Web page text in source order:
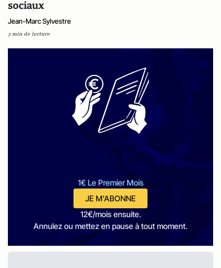
sociaux
Jean-Marc Sylvestre
3 min de lecture
1€ Le Premier Mois
JE M'ABONNE
12€/mois ensuite.
Annulez ou mettez en pause à tout moment.